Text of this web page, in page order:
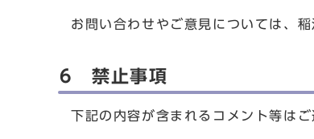
お問い合わせやご意見については、
6 禁止事項
下記の内容が含まれるコメント等は